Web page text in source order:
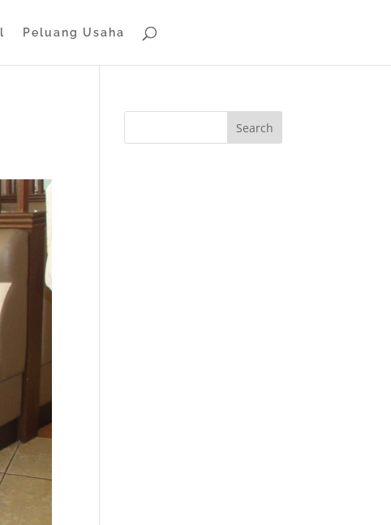
Peluang Usaha